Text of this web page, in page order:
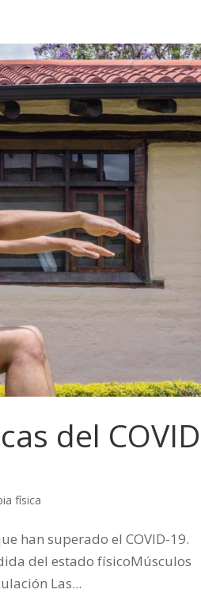
del
física
han superado el COVID-19.
del estado físicoMúsculos
Las...